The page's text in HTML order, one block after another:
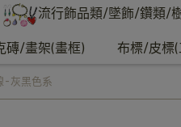
流行飾品類/墜飾/鑽類/
磚/畫架(畫框) 布標/皮標
-灰黑色系